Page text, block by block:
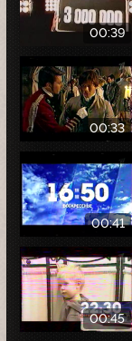
00:39
00:33
00:41
00:45